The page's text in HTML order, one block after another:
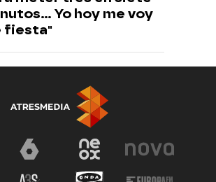
Yo hoy me voy
fiesta"